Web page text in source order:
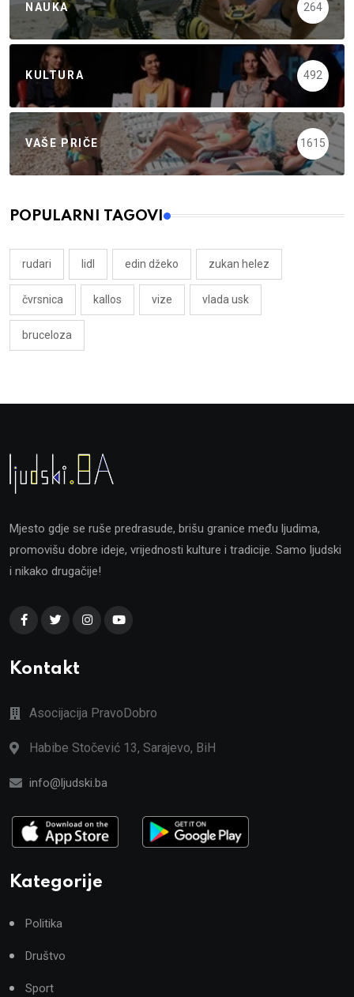
NAUKA 264
KULTURA 492
VAŠE PRIČE 1615
POPULARNI TAGOVI
rudari lidl edin džeko zukan helez
čvrsnica kallos vize vlada usk
bruceloza
Mjesto gdje se ruše predrasude, brišu granice među ljudima,
promovišu dobre ideje, vrijednosti kulture i tradicije. Samo ljudski
i nikako drugačije!
Kontakt
Asocijacija PravoDobro
Habibe Stočević 13, Sarajevo, BiH
info@ljudski.ba
Kategorije
Politika
Društvo
Sport